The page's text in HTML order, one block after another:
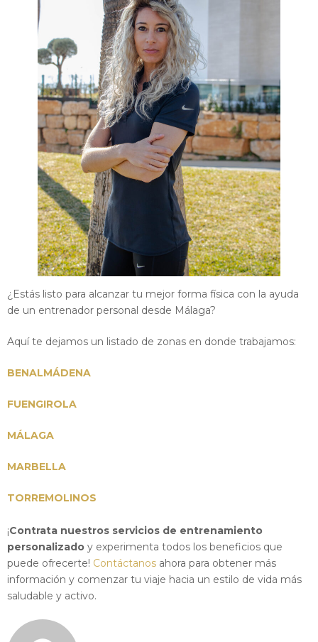
¿Estás listo para alcanzar tu mejor forma física con la ayuda
de un entrenador personal desde Málaga?
Aquí te dejamos un listado de zonas en donde trabajamos:
BENALMÁDENA
FUENGIROLA
MÁLAGA
MARBELLA
TORREMOLINOS
¡Contrata nuestros servicios de entrenamiento
personalizado y experimenta todos los beneficios que
puede ofrecerte! Contáctanos ahora para obtener más
información y comenzar tu viaje hacia un estilo de vida más
saludable y activo.